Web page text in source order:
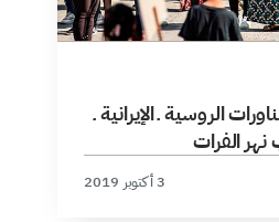
الروسية ـ الإيرانية ـ
الفرات
3 أكتوبر 2019